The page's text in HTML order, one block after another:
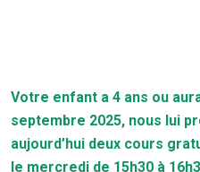
Votre enfant a 4 ans ou
septembre 2025, nous lui
aujourd’hui deux cours
le mercredi de 15h30 à